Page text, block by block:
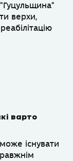
верхи,
варто
існувати